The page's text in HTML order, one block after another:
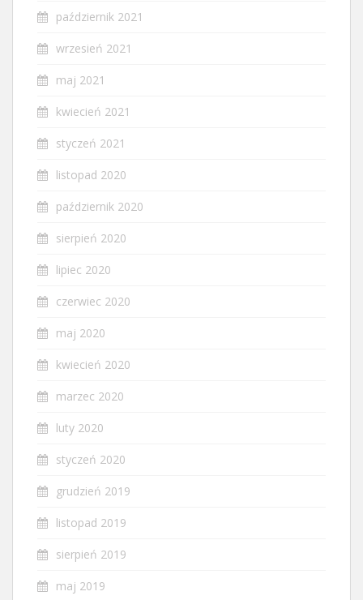
październik 2021
wrzesień 2021
maj 2021
kwiecień 2021
styczeń 2021
listopad 2020
październik 2020
sierpień 2020
lipiec 2020
czerwiec 2020
maj 2020
kwiecień 2020
marzec 2020
luty 2020
styczeń 2020
grudzień 2019
listopad 2019
sierpień 2019
maj 2019